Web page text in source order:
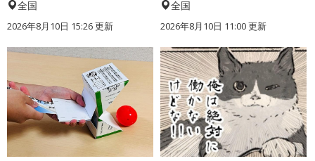
全国
2026年8月10日 15:26更新
全国
2026年8月10日 11:00更新